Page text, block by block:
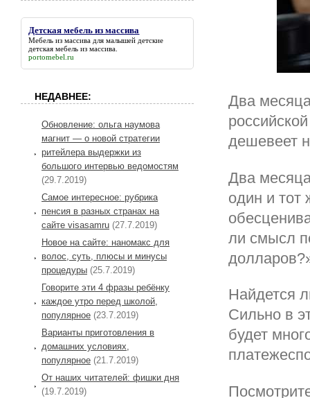
Два
дешевеет
Два
один и тот
ли смысл
Найдется
Сильно в
будет
Детская мебель из массива
Мебель из массива для малышей детские
детская мебель из массива
portomebel.ru
НЕДАВНЕЕ:
Обновление: ольга наумова
магнит — о новой стратегии
ритейлера выдержки из
большого интервью ведомостям
(29.7.2019)
Самое интересное: рубрика
пенсия в разных странах на
сайте visasamru (27.7.2019)
Новое на сайте: наномакс для
волос, суть, плюсы и минусы
процедуры (25.7.2019)
Говорите эти 4 фразы ребёнку
каждое утро перед школой,
популярное (23.7.2019)
Варианты приготовления в
домашних условиях,
популярное (21.7.2019)
От наших читателей: фишки дня
(19.7.2019)